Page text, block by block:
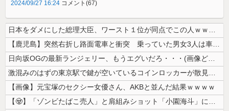
2024/09/27 16:24 コメント(67)
日本をダメにした総理大臣、ワースト１位が同点でこの人ｗｗｗｗｗｗ
【鹿児島】突然右折し路面電車と衝突 乗っていた男女3人は車を放置しダッ...
日向坂OGの最新ランジェリー、もうエグいだろ・・・(画像どーん)
激混みのはずの東京駅で鍵が空いているコインロッカーが散見、「ラッキー」...
【画像】元宝塚のセクシー女優さん、AKBと並んだ結果ｗｗｗｗ
【🧟】「ゾンビたばこ売人」と肩組みショット「小園海斗」に注がれる“厳...